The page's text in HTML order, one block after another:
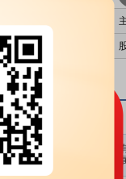
会
占期末证
券投资比
例(%)
持
所